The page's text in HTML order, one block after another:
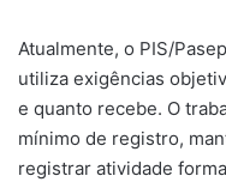
Atualmente, o PIS/
utiliza exigências
e quanto recebe. O
mínimo de registro,
registrar atividade